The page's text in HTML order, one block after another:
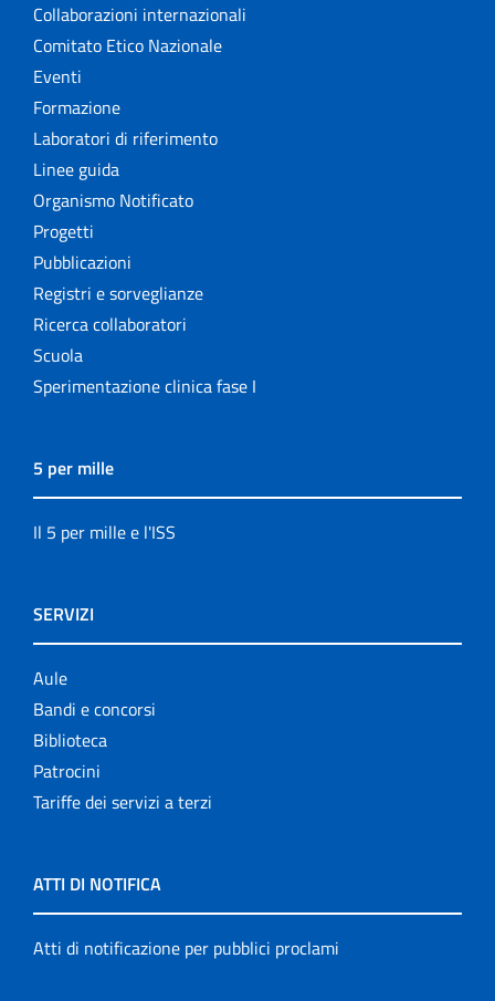
Collaborazioni internazionali
Comitato Etico Nazionale
Eventi
Formazione
Laboratori di riferimento
Linee guida
Organismo Notificato
Progetti
Pubblicazioni
Registri e sorveglianze
Ricerca collaboratori
Scuola
Sperimentazione clinica fase I
5 per mille
Il 5 per mille e l'ISS
SERVIZI
Aule
Bandi e concorsi
Biblioteca
Patrocini
Tariffe dei servizi a terzi
ATTI DI NOTIFICA
Atti di notificazione per pubblici proclami